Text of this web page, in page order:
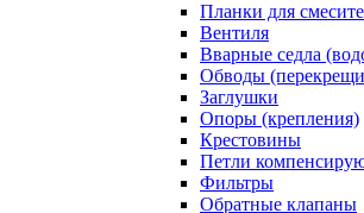
Планки для
Вентиля
Вварные седла
Обводы
Заглушки
Опоры (крепления)
Крестовины
Петли
Фильтры
Обратные клапаны